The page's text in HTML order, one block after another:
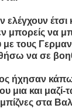
ελέγχουν έτσι
μπορείς να
με τους
να σε
ήχησαν
μια και μαζί-
στα